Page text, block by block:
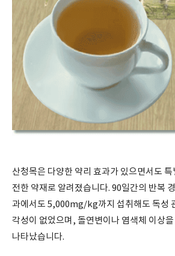
산청목은 다양한 약리 효과가 있으면서도
전한 약재로 알려졌습니다. 90일간의 반복
과에서도 5,000mg/kg까지 섭취해도 독성
각성이 없었으며, 돌연변이나 염색체 이상
나타났습니다.